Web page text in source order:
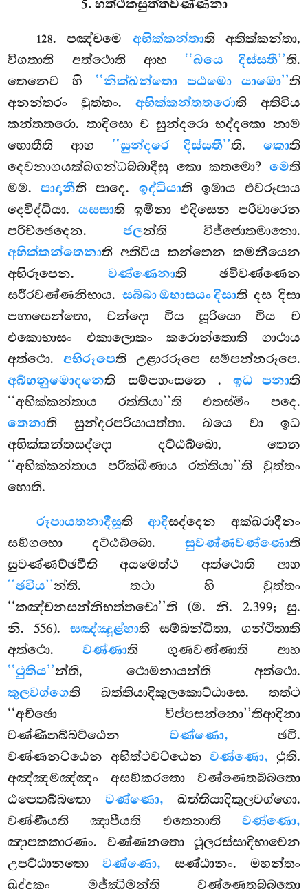
5. හත්ථකසුත්තවණ්ණනා
128. පඤ්චමෙ අභික්කන්තාති අතික්කන්තා,
විගතාති අත්ථොති ආහ ‘‘ඛයෙ දිස්සතී’’ති.
තෙනෙව හි ‘‘නික්ඛන්තො පඨමො යාමො’’ති
අනන්තරං වුත්තං. අභික්කන්තතරොති අතිවිය
කන්තතරො. තාදිසො ච සුන්දරො භද්දකො නාම
හොතීති ආහ ‘‘සුන්දරෙ දිස්සතී’’ති. කොති
දෙවනාගයක්ඛගන්ධබ්බාදීසු කො කතමො? මෙති
මම.පාදානීති පාදෙ. ඉද්ධියාති ඉමාය එවරූපාය
දෙවිද්ධියා.යසසාති ඉමිනා එදිසෙන පරිවාරෙන
පරිච්ඡෙදෙන. ජලන්ති විජ්ජොතමානො.
අභික්කන්තෙනාති අතිවිය කන්තෙන කමනීයෙන
අභිරූපෙන. වණ්ණෙනාති ඡවිවණ්ණෙන
සරීරවණ්ණනිභාය. සබ්බා ඔභාසයං දිසාති දස දිසා
පභාසෙන්තො, චන්දො විය සූරියො විය ච
එකොභාසං එකාලොකං කරොන්තොති ගාථාය
අත්ථො.අභිරූපෙති උළාරරූපෙ සම්පන්නරූපෙ.
අබ්භනුමොදනෙති සම්පහංසනෙ .ඉධ පනාති
‘‘අභික්කන්තාය රත්තියා’’ති එතස්මිං පදෙ.
තෙනාති සුන්දරපරියායත්තා. ඛයෙ වා ඉධ
අභික්කන්තසද්දො දට්ඨබ්බො, තෙන
‘‘අභික්කන්තාය පරික්ඛීණාය රත්තියා’’ති වුත්තං
හොති.
රූපායතනාදීසූති ආදිසද්දෙන අක්ඛරාදීනං
සඞ්ගහො දට්ඨබ්බො. සුවණ්ණවණ්ණොති
සුවණ්ණච්ඡවීති අයමෙත්ථ අත්ථොති ආහ
‘‘ඡවිය’’න්ති. තථා හි වුත්තං
‘‘කඤ්චනසන්නිභත්තචො’’ති (ම. නි. 2.399; සු.
නි. 556). සඤ්ඤූළ්හාති සම්බන්ධිතා, ගන්ථිතාති
අත්ථො.වණ්ණාති ගුණවණ්ණාති ආහ
‘‘ථුතිය’’න්ති, ථොමනායන්ති අත්ථො.
කුලවග්ගෙති ඛත්තියාදිකුලකොට්ඨාසෙ. තත්ථ
‘‘අච්ඡො විප්පසන්නො’’තිආදිනා
වණ්ණිතබ්බට්ඨෙන වණ්ණො, ඡවි.
වණ්ණනට්ඨෙන අභිත්ථවට්ඨෙනවණ්ණො, ථුති.
අඤ්ඤමඤ්ඤං අසඞ්කරතො වණ්ණෙතබ්බතො
ඨපෙතබ්බතො වණ්ණො, ඛත්තියාදිකුලවග්ගො.
වණ්ණීයති ඤාපීයති එතෙනාති වණ්ණො,
ඤාපකකාරණං. වණ්ණනතො ථූලරස්සාදිභාවෙන
උපට්ඨානතොවණ්ණො, සණ්ඨානං. මහන්තං
ඛුද්දකං මජ්ඣිමන්ති වණ්ණෙතබ්බතො